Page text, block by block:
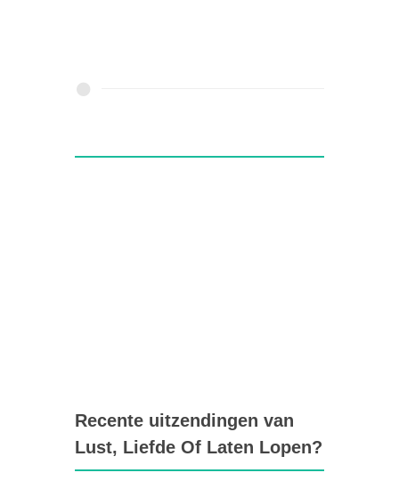
Recente uitzendingen van
Lust, Liefde Of Laten Lopen?